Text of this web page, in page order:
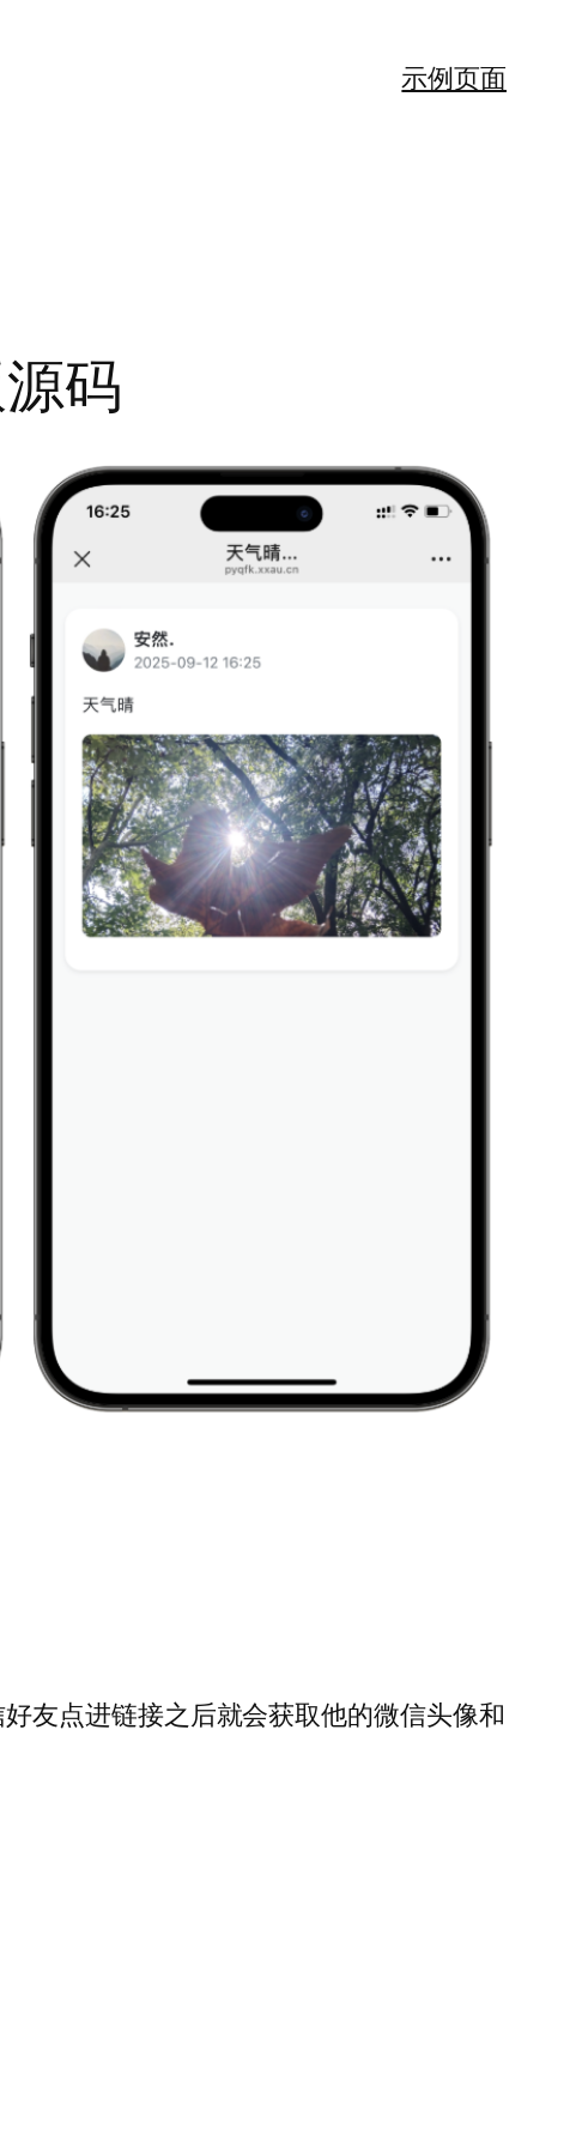
示例页面
码
友点进链接之后就会获取他的微信头像和